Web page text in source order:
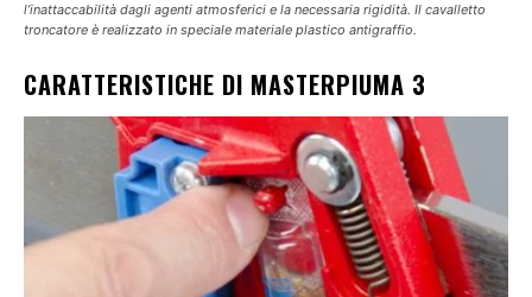
l’inattaccabilità dagli agenti atmosferici e la necessaria rigidità. Il cavalletto
troncatore è realizzato in speciale materiale plastico antigraffio.
CARATTERISTICHE DI MASTERPIUMA 3